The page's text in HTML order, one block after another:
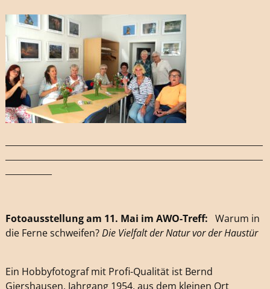
Fotoausstellung am 11. Mai im AWO-Treff: Warum in
die Ferne schweifen?Die Vielfalt der Natur vor der Haustür
Ein Hobbyfotograf mit Profi-Qualität ist Bernd
Giershausen, Jahrgang 1954, aus dem kleinen Ort